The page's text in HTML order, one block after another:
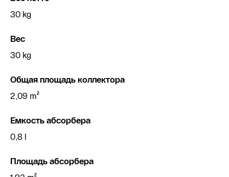
30 kg
Вес
30 kg
Общая площадь коллектора
2,09 m²
Емкость абсорбера
0,8 l
Площадь абсорбера